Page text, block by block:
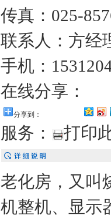
传真：025-
联系人：方经
手机：
在线分享：
分享到：
服务： 打印
老化房，又叫
机整机、显示